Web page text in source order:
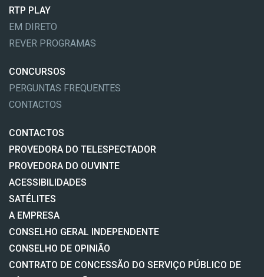
RTP PLAY
EM DIRETO
REVER PROGRAMAS
CONCURSOS
PERGUNTAS FREQUENTES
CONTACTOS
CONTACTOS
PROVEDORA DO TELESPECTADOR
PROVEDORA DO OUVINTE
ACESSIBILIDADES
SATÉLITES
A EMPRESA
CONSELHO GERAL INDEPENDENTE
CONSELHO DE OPINIÃO
CONTRATO DE CONCESSÃO DO SERVIÇO PÚBLICO DE